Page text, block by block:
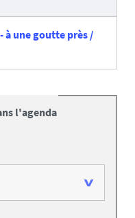
à une goutte près /
l'agenda